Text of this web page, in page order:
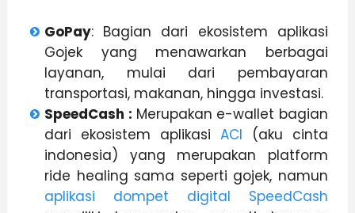
GoPay: Bagian dari ekosistem aplikasi
Gojek yang menawarkan berbagai
layanan, mulai dari pembayaran
transportasi, makanan, hingga investasi.
SpeedCash : Merupakan e-wallet bagian
dari ekosistem aplikasi ACI (aku cinta
indonesia) yang merupakan platform
ride healing sama seperti gojek, namun
aplikasi dompet digital SpeedCash